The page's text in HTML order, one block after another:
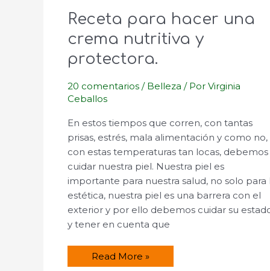
Receta para hacer una
crema nutritiva y
protectora.
20 comentarios / Belleza / PorVirginia
Ceballos
En estos tiempos que corren, con tantas
prisas, estrés, mala alimentación y como no,
con estas temperaturas tan locas, debemos
cuidar nuestra piel. Nuestra piel es
importante para nuestra salud, no solo para
estética, nuestra piel es una barrera con el
exterior y por ello debemos cuidar su
y tener en cuenta que
Receta
para
Read More »